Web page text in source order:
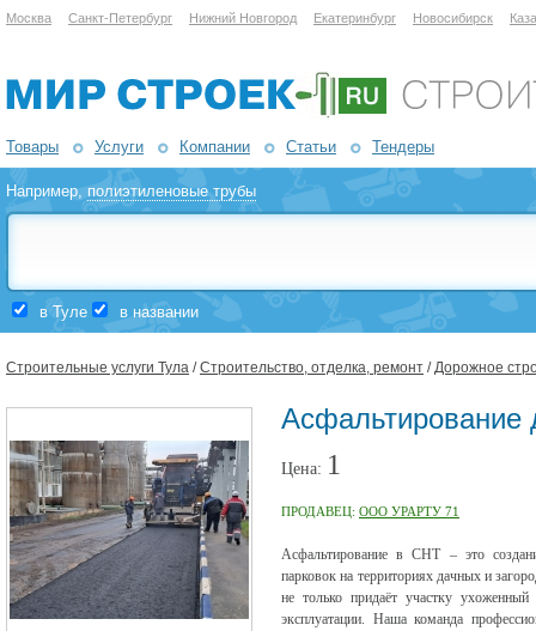
Москва Санкт-Петербург Нижний Новгород Екатеринбург Новосибирск
Товары Услуги Компании Статьи Тендеры
Например,полиэтиленовые трубы
в Туле в названии
Строительные услуги Тула /Строительство, отделка, ремонт /Дорожное
Асфальтирование
Цена: 1
ПРОДАВЕЦ: ООО УРАРТУ 71
Асфальтирование в СНТ – это
парковок на территориях дачных и
не только придаёт участку
эксплуатации. Наша команда